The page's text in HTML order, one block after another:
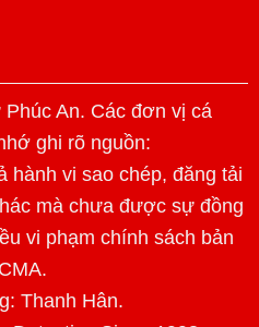
An. Các đơn vị cá
ghi rõ nguồn:
hành vi sao chép, đăng tải
mà chưa được sự đồng
vi phạm chính sách bản
Thanh Hân.